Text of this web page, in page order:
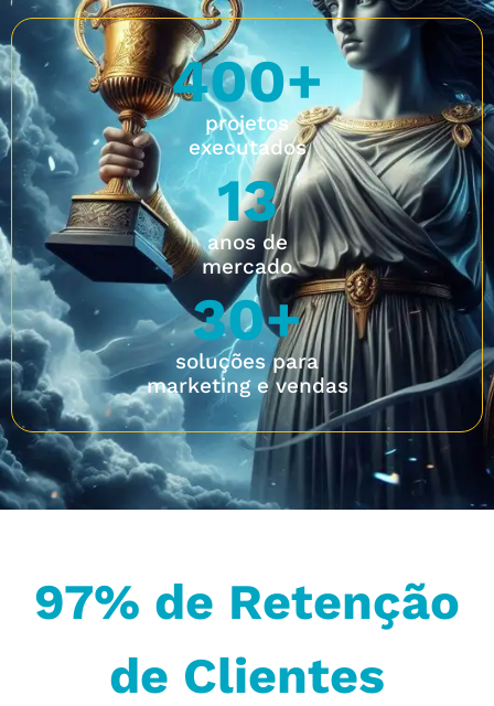
projetos
executados
400+
anos de
mercado
13
soluções para
marketing e vendas
30+
97% de Retenção
de Clientes